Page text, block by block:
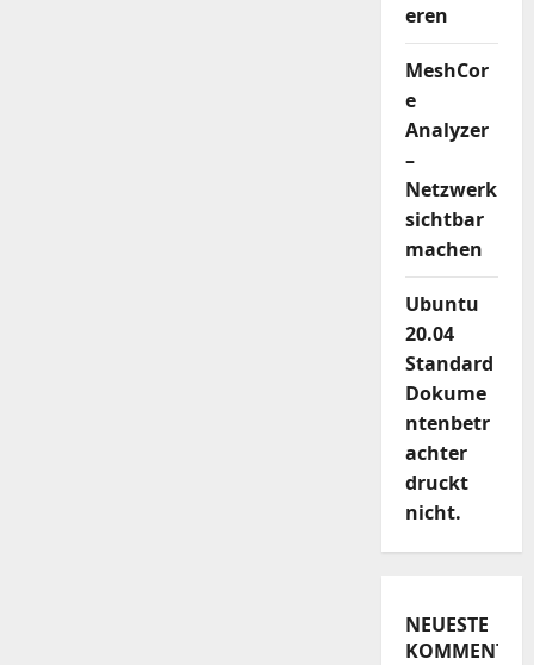
eren
MeshCor
e
Analyzer
–
Netzwerk
sichtbar
machen
Ubuntu
20.04
Standard
Dokume
ntenbetr
achter
druckt
nicht.
NEUESTE